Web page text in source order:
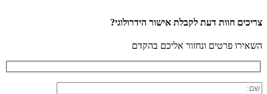
צריכים חוות דעת לקבלת אישור הידרולוגי?
השאירו פרטים ונחזור אליכם בהקדם